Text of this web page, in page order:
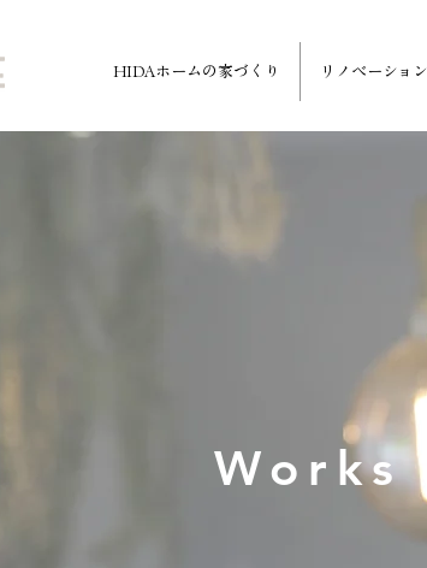
HIDAホームの家づくり リノベーション
Works